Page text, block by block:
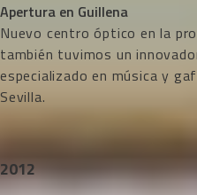
Apertura en Guillena
Nuevo centro óptico en la
también tuvimos un
especializado en música y
Sevilla.
2012